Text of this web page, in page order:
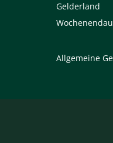
Gelderland
Allgemeine